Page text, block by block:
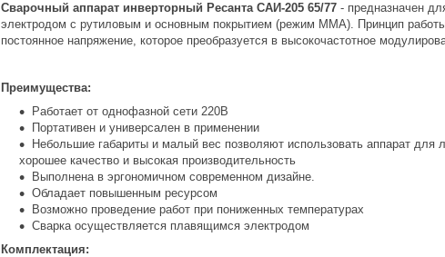
Сварочный аппарат инверторный Ресанта САИ-205 65/77 - предназначен
электродом с рутиловым и основным покрытием (режим ММА). Принцип
постоянное напряжение, которое преобразуется в высокочастотное
Преимущества:
Работает от однофазной сети 220В
Портативен и универсален в применении
Небольшие габариты и малый вес позволяют использовать аппарат
хорошее качество и высокая производительность
Выполнена в эргономичном современном дизайне.
Обладает повышенным ресурсом
Возможно проведение работ при пониженных температурах
Сварка осуществляется плавящимся электродом
Комплектация: